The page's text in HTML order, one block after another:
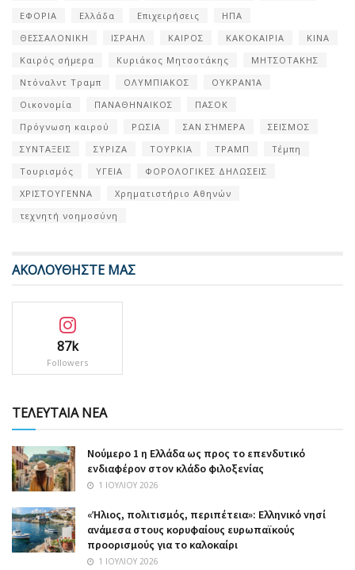
ΕΦΟΡΙΑ
Ελλάδα Επιχειρήσεις
ΗΠΑ
ΘΕΣΣΑΛΟΝΙΚΗ
ΙΣΡΑΗΛ ΚΑΙΡΟΣ ΚΑΚΟΚΑΙΡΙΑ
ΚΙΝΑ
Καιρός σήμερα
Κυριάκος Μητσοτάκης
ΜΗΤΣΟΤΑΚΗΣ
Ντόναλντ Τραμπ
ΟΛΥΜΠΙΑΚΟΣ
ΟΥΚΡΑΝΊΑ
Οικονομία
ΠΑΝΑΘΗΝΑΙΚΟΣ
ΠΑΣΟΚ
Πρόγνωση καιρού
ΡΩΣΙΑ ΣΑΝ ΣΉΜΕΡΑ
ΣΕΙΣΜΟΣ
ΣΥΝΤΑΞΕΙΣ
ΣΥΡΙΖΑ ΤΟΥΡΚΙΑ ΤΡΑΜΠ
Τέμπη
Τουρισμός
ΥΓΕΙΑ
ΦΟΡΟΛΟΓΙΚΕΣ ΔΗΛΩΣΕΙΣ
ΧΡΙΣΤΟΥΓΕΝΝΑ
Χρηματιστήριο Αθηνών
τεχνητή νοημοσύνη
ΑΚΟΛΟΥΘΗΣΤΕ ΜΑΣ
87k
Followers
ΤΕΛΕΥΤΑΙΑ ΝΕΑ
Nούμερο 1 η Ελλάδα ως προς το επενδυτικό
ενδιαφέρον στον κλάδο φιλοξενίας
1 ΙΟΥΛΊΟΥ 2026
«Ήλιος, πολιτισμός, περιπέτεια»: Ελληνικό νησί
ανάμεσα στους κορυφαίους ευρωπαϊκούς
προορισμούς για το καλοκαίρι
1 ΙΟΥΛΊΟΥ 2026